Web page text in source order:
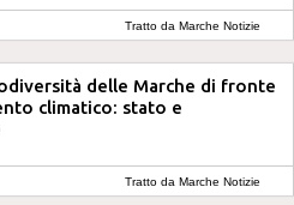
Tratto da Marche Notizie
delle Marche di fronte
climatico: stato e
Tratto da Marche Notizie